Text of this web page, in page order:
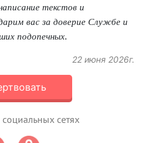
текстов и
вас за доверие Службе и
подопечных.
22 июня 2026г.
сетях